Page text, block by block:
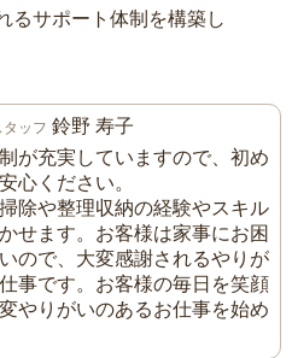
るサポート体制を構築し
ッフ 鈴野 寿子
が充実していますので、初め
心ください。
除や整理収納の経験やスキル
せます。お客様は家事にお困
ので、大変感謝されるやりが
事です。お客様の毎日を笑顔
やりがいのあるお仕事を始め